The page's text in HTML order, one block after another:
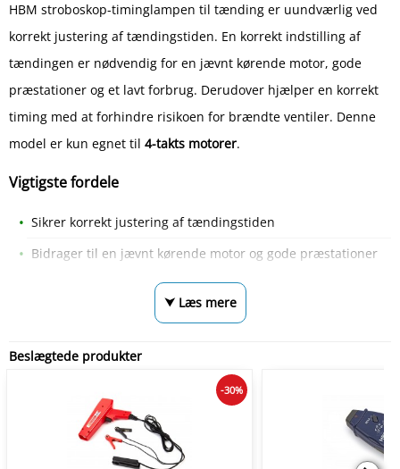
HBM stroboskop-timinglampen til tænding er uundværlig ved
korrekt justering af tændingstiden. En korrekt indstilling af
tændingen er nødvendig for en jævnt kørende motor, gode
præstationer og et lavt forbrug. Derudover hjælper en korrekt
timing med at forhindre risikoen for brændte ventiler. Denne
model er kun egnet til 4-takts motorer.
Vigtigste fordele
Sikrer korrekt justering af tændingstiden
Bidrager til en jævnt kørende motor og gode præstationer
⮟ Læs mere
Beslægtede produkter
-30%